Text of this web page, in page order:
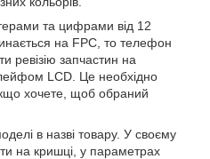
та цифрами від 12
на FPC, то телефон
ревізію запчастин на
LCD. Це необхідно
хочете, щоб обраний
в назві товару. У своєму
на кришці, у параметрах